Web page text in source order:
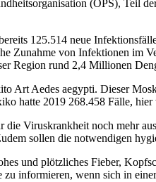
(OPS), Teil
125.514 neue
Zunahme von Infektionen
Region rund 2,4 Millionen
Art Aedes aegypti. Dieser
hatte 2019 268.458 Fälle,
die Viruskrankheit noch mehr
sollen die notwendigen
und plötzliches Fieber,
zu informieren, wenn sich in